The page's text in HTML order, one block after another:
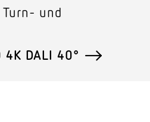
und
DALI 40°